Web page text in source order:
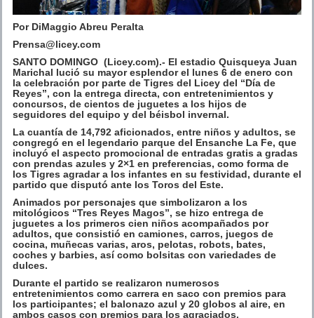
Por DiMaggio Abreu Peralta
Prensa@licey.com
SANTO DOMINGO (Licey.com).- El estadio Quisqueya Juan
Marichal lució su mayor esplendor el lunes 6 de enero con
la celebración por parte de Tigres del Licey del “Día de
Reyes”, con la entrega directa, con entretenimientos y
concursos, de cientos de juguetes a los hijos de
seguidores del equipo y del béisbol invernal.
La cuantía de 14,792 aficionados, entre niños y adultos, se
congregó en el legendario parque del Ensanche La Fe, que
incluyó el aspecto promocional de entradas gratis a gradas
con prendas azules y 2×1 en preferencias, como forma de
los Tigres agradar a los infantes en su festividad, durante el
partido que disputó ante los Toros del Este.
Animados por personajes que simbolizaron a los
mitológicos “Tres Reyes Magos”, se hizo entrega de
juguetes a los primeros cien niños acompañados por
adultos, que consistió en camiones, carros, juegos de
cocina, muñecas varias, aros, pelotas, robots, bates,
coches y barbies, así como bolsitas con variedades de
dulces.
Durante el partido se realizaron numerosos
entretenimientos como carrera en saco con premios para
los participantes; el balonazo azul y 20 globos al aire, en
ambos casos con premios para los agraciados.